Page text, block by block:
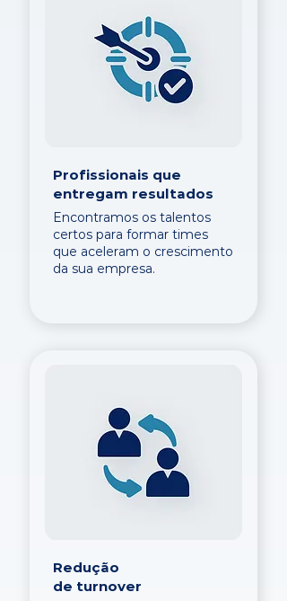
Profissionais que
entregam resultados
Encontramos os talentos
certos para formar times
que aceleram o crescimento
da sua empresa.
Redução
de turnover